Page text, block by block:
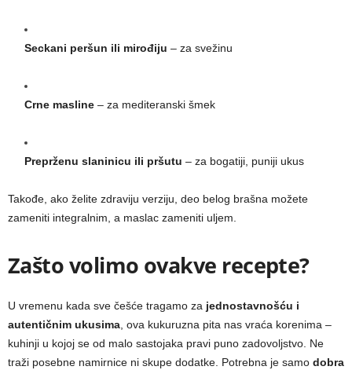
Seckani peršun ili mirođiju – za svežinu
Crne masline – za mediteranski šmek
Preprženu slaninicu ili pršutu – za bogatiji, puniji ukus
Takođe, ako želite zdraviju verziju, deo belog brašna možete
zameniti integralnim, a maslac zameniti uljem.
Zašto volimo ovakve recepte?
U vremenu kada sve češće tragamo za jednostavnošću i
autentičnim ukusima , ova kukuruzna pita nas vraća korenima –
kuhinji u kojoj se od malo sastojaka pravi puno zadovoljstvo. Ne
traži posebne namirnice ni skupe dodatke. Potrebna je samo dobra